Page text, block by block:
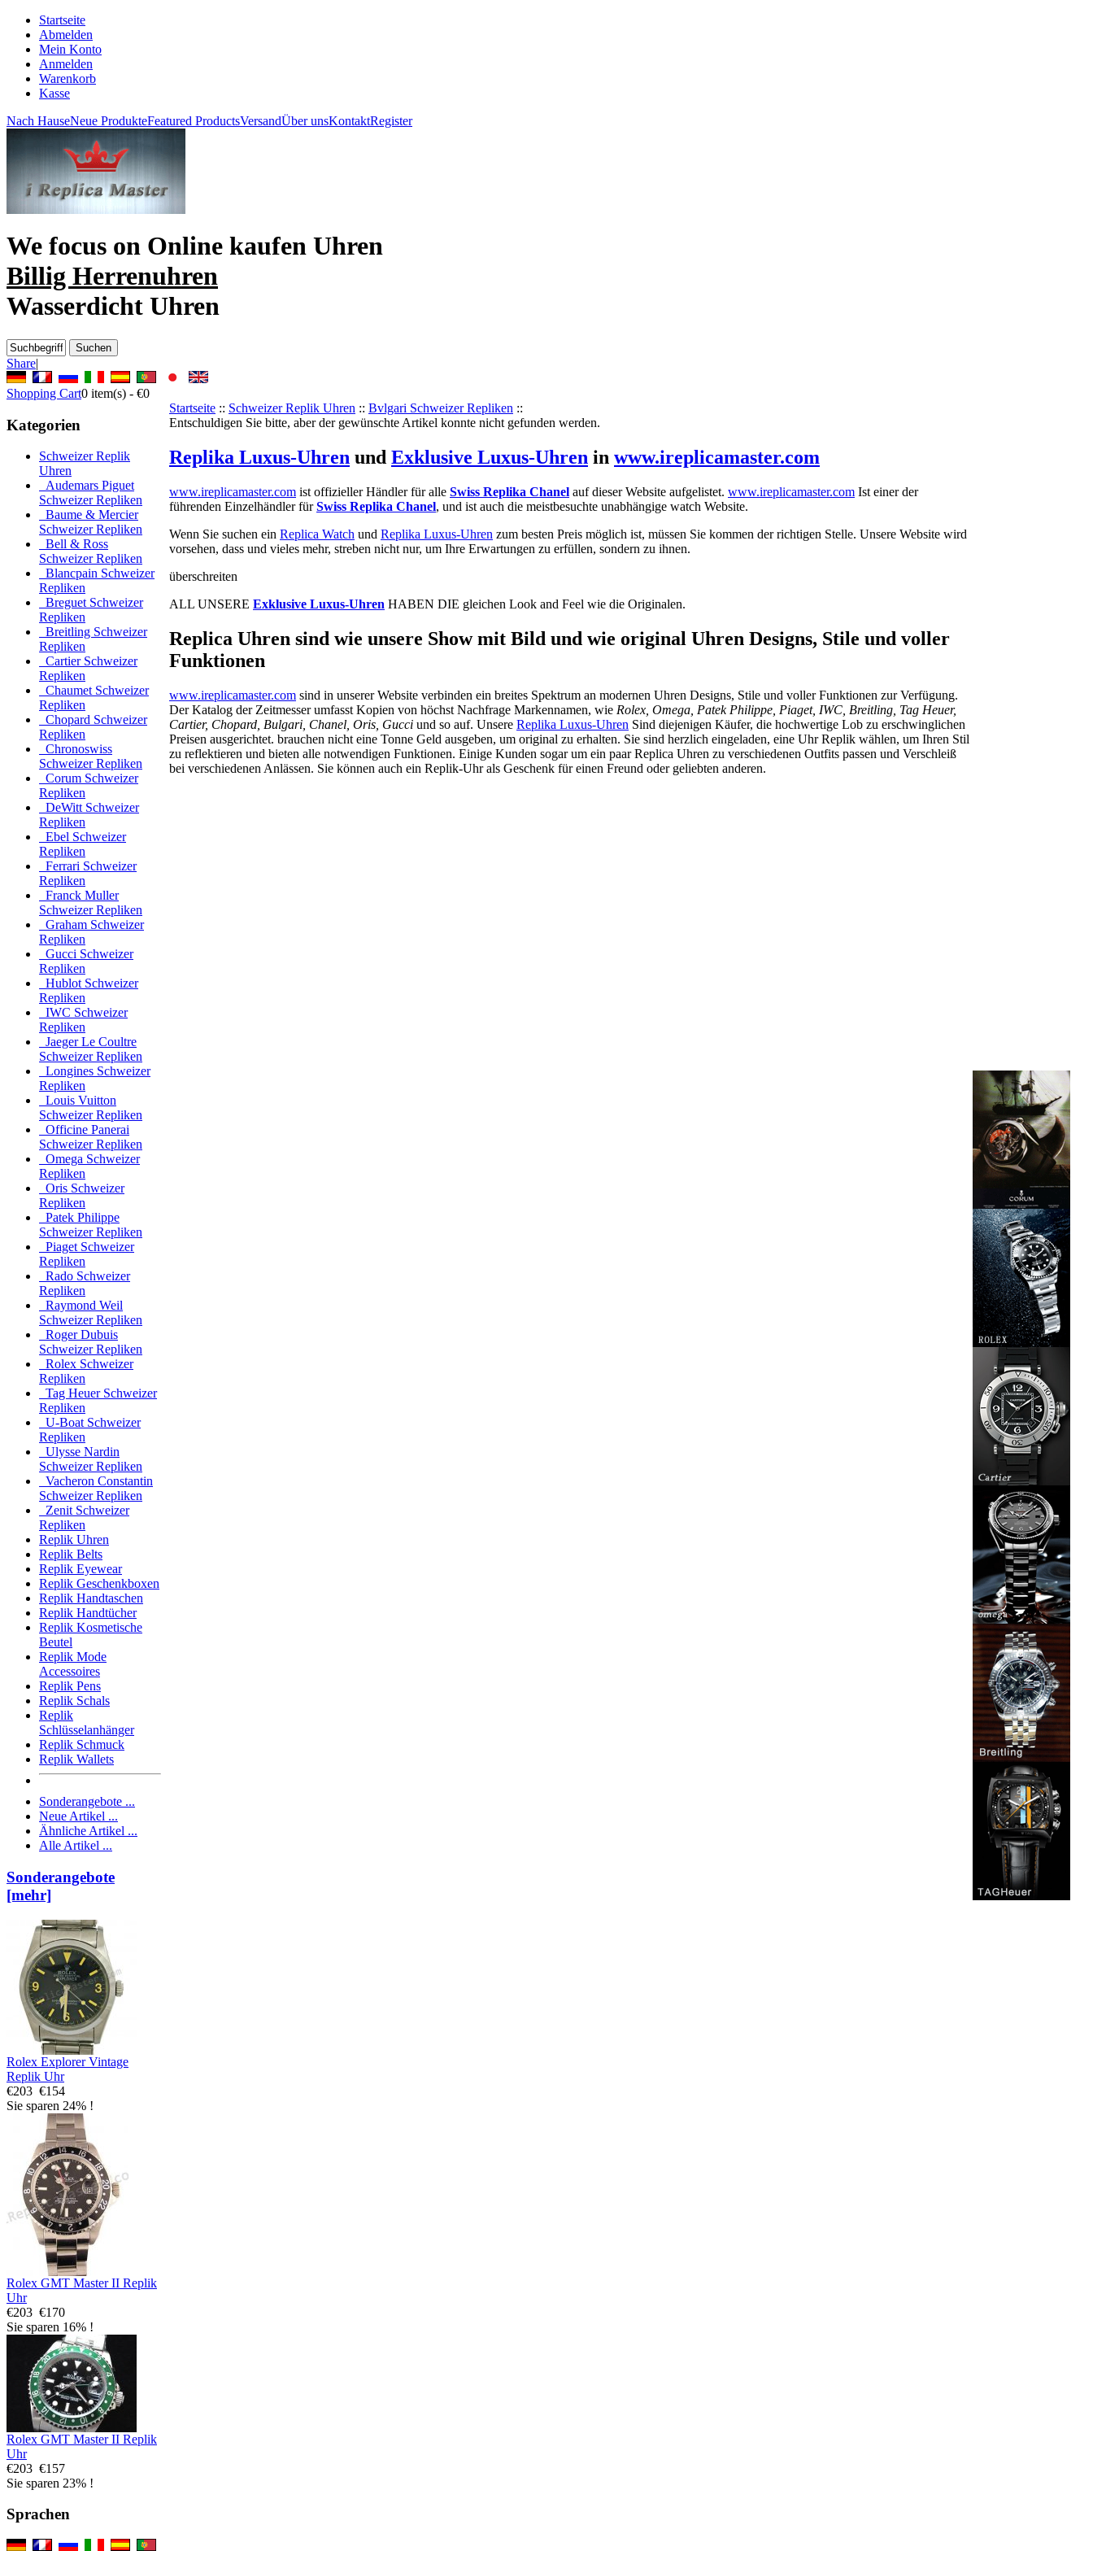
Startseite
Abmelden
Mein Konto
Anmelden
Warenkorb
Kasse
Nach HauseNeue ProdukteFeatured ProductsVersandÜber unsKontaktRegister
We focus on Online kaufen Uhren
Billig Herrenuhren
Wasserdicht Uhren
Share|
Shopping Cart0 item(s) - €0
Kategorien
Schweizer Replik
Uhren
Audemars Piguet
Schweizer Repliken
Baume & Mercier
Schweizer Repliken
Bell & Ross
Schweizer Repliken
Blancpain Schweizer
Repliken
Breguet Schweizer
Repliken
Breitling Schweizer
Repliken
Cartier Schweizer
Repliken
Chaumet Schweizer
Repliken
Chopard Schweizer
Repliken
Chronoswiss
Schweizer Repliken
Corum Schweizer
Repliken
DeWitt Schweizer
Repliken
Ebel Schweizer
Repliken
Ferrari Schweizer
Repliken
Franck Muller
Schweizer Repliken
Graham Schweizer
Repliken
Gucci Schweizer
Repliken
Hublot Schweizer
Repliken
IWC Schweizer
Repliken
Jaeger Le Coultre
Schweizer Repliken
Longines Schweizer
Repliken
Louis Vuitton
Schweizer Repliken
Officine Panerai
Schweizer Repliken
Omega Schweizer
Repliken
Oris Schweizer
Repliken
Patek Philippe
Schweizer Repliken
Piaget Schweizer
Repliken
Rado Schweizer
Repliken
Raymond Weil
Schweizer Repliken
Roger Dubuis
Schweizer Repliken
Rolex Schweizer
Repliken
Tag Heuer Schweizer
Repliken
U-Boat Schweizer
Repliken
Ulysse Nardin
Schweizer Repliken
Vacheron Constantin
Schweizer Repliken
Zenit Schweizer
Repliken
Replik Uhren
Replik Belts
Replik Eyewear
Replik Geschenkboxen
Replik Handtaschen
Replik Handtücher
Replik Kosmetische
Beutel
Replik Mode
Accessoires
Replik Pens
Replik Schals
Replik
Schlüsselanhänger
Replik Schmuck
Replik Wallets
Sonderangebote ...
Neue Artikel ...
Ähnliche Artikel ...
Alle Artikel ...
Sonderangebote
[mehr]
Rolex Explorer Vintage
Replik Uhr
€203 €154
Sie sparen 24% !
Rolex GMT Master II Replik
Uhr
€203 €170
Sie sparen 16% !
Rolex GMT Master II Replik
Uhr
€203 €157
Sie sparen 23% !
Sprachen
Startseite :: Schweizer Replik Uhren :: Bvlgari Schweizer Repliken ::
Entschuldigen Sie bitte, aber der gewünschte Artikel konnte nicht gefunden werden.
Replika Luxus-Uhren und Exklusive Luxus-Uhren in www.ireplicamaster.com
www.ireplicamaster.com ist offizieller Händler für alle Swiss Replika Chanel auf dieser Website aufgelistet. www.ireplicamaster.com Ist einer der
führenden Einzelhändler fürSwiss Replika Chanel, und ist auch die meistbesuchte unabhängige watch Website.
Wenn Sie suchen ein Replica Watch und Replika Luxus-Uhren zum besten Preis möglich ist, müssen Sie kommen der richtigen Stelle. Unsere Website wird
vorsehen, dass und vieles mehr, streben nicht nur, um Ihre Erwartungen zu erfüllen, sondern zu ihnen.
überschreiten
ALL UNSERE Exklusive Luxus-Uhren HABEN DIE gleichen Look and Feel wie die Originalen.
Replica Uhren sind wie unsere Show mit Bild und wie original Uhren Designs, Stile und voller
Funktionen
www.ireplicamaster.com sind in unserer Website verbinden ein breites Spektrum an modernen Uhren Designs, Stile und voller Funktionen zur Verfügung.
Der Katalog der Zeitmesser umfasst Kopien von höchst Nachfrage Markennamen, wie Rolex, Omega, Patek Philippe, Piaget, IWC, Breitling, Tag Heuer,
Cartier, Chopard, Bulgari, Chanel, Oris, Gucci und so auf. Unsere Replika Luxus-Uhren Sind diejenigen Käufer, die hochwertige Lob zu erschwinglichen
Preisen ausgerichtet. brauchen nicht eine Tonne Geld ausgeben, um original zu erhalten. Sie sind herzlich eingeladen, eine Uhr Replik wählen, um Ihren Stil
zu reflektieren und bieten alle notwendigen Funktionen. Einige Kunden sogar um ein paar Replica Uhren zu verschiedenen Outfits passen und Verschleiß
bei verschiedenen Anlässen. Sie können auch ein Replik-Uhr als Geschenk für einen Freund oder geliebten anderen.